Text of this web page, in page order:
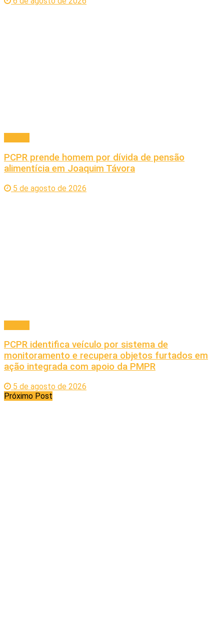
PCPR prende homem por dívida de pensão
alimentícia em Joaquim Távora
5 de agosto de 2026
PCPR identifica veículo por sistema de
monitoramento e recupera objetos furtados em
ação integrada com apoio da PMPR
5 de agosto de 2026
Próximo Post